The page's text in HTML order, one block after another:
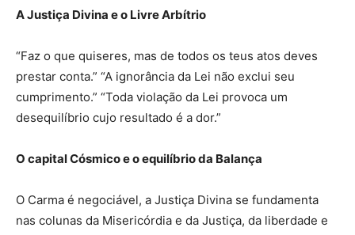
A Justiça Divina e o Livre Arbítrio
“Faz o que quiseres, mas de todos os teus atos deves
prestar conta.” “A ignorância da Lei não exclui seu
cumprimento.” “Toda violação da Lei provoca um
desequilíbrio cujo resultado é a dor.”
O capital Cósmico e o equilíbrio da Balança
O Carma é negociável, a Justiça Divina se fundamenta
nas colunas da Misericórdia e da Justiça, da liberdade e